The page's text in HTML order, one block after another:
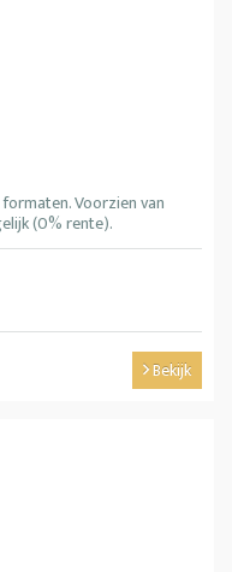
Voorzien van
(0% rente).
Bekijk